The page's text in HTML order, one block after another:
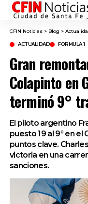
CFIN Noticias > Blog >
ACTUALIDAD FORMULA 1
Gran
Colapinto en
terminó 9°
El piloto argentino
puesto 19 al 9° en el
puntos clave.
victoria en una
sanciones.